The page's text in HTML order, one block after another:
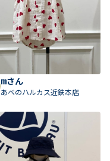
mさん
あべのハルカス近鉄本店